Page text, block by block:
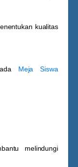
kualitas
Meja Siswa
melindungi